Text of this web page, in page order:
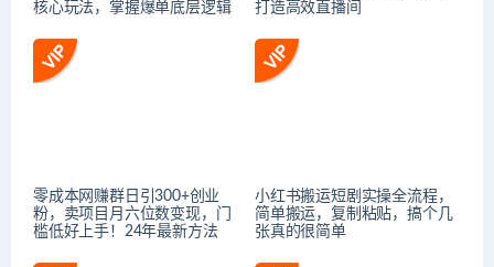
核心玩法，掌握爆单底层逻辑
打造高效直播间
零成本网赚群日引300+创业
粉，卖项目月六位数变现，门
槛低好上手！24年最新方法
小红书搬运短剧实操全流程，
简单搬运，复制粘贴，搞个几
张真的很简单